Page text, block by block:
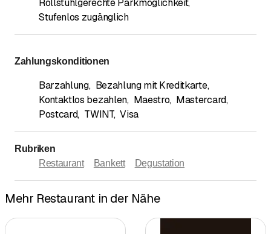
Rollstuhlgerechte Parkmöglichkeit,
Stufenlos zugänglich
Zahlungskonditionen
Barzahlung, Bezahlung mit Kreditkarte,
Kontaktlos bezahlen, Maestro, Mastercard,
Postcard, TWINT, Visa
Rubriken
Restaurant
Bankett Degustation
Mehr Restaurant in der Nähe